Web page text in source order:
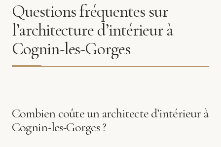
Questions fréquentes sur
l’architecture d’intérieur à
Cognin-les-Gorges
Combien coûte un architecte d’intérieur à
Cognin-les-Gorges ?